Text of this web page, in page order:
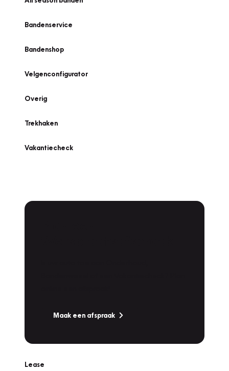
Bandenservice
Bandenshop
Velgenconfigurator
Overig
Trekhaken
Vakantiecheck
Maak een afspraak
Lease